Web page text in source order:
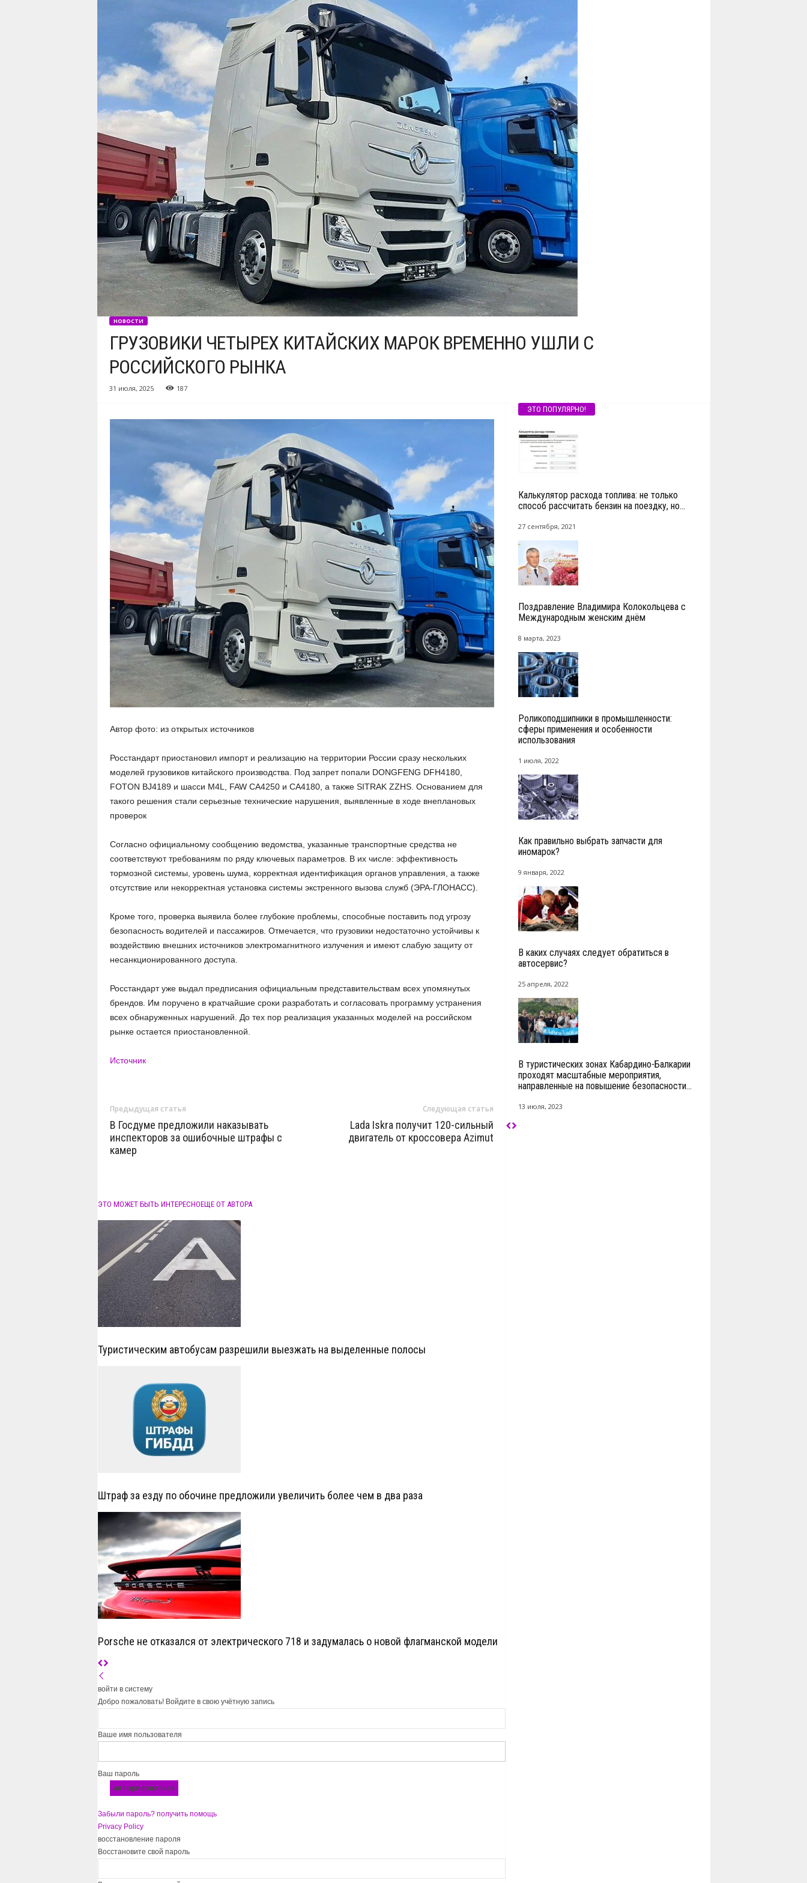
НОВОСТИ
ГРУЗОВИКИ ЧЕТЫРЕХ КИТАЙСКИХ МАРОК ВРЕМЕННО УШЛИ С
РОССИЙСКОГО РЫНКА
31 июля, 2025 187
Автор фото: из открытых источников
Росстандарт приостановил импорт и реализацию на территории России сразу нескольких
моделей грузовиков китайского производства. Под запрет попали DONGFENG DFH4180,
FOTON BJ4189 и шасси M4L, FAW CA4250 и CA4180, а также SITRAK ZZHS. Основанием для
такого решения стали серьезные технические нарушения, выявленные в ходе внеплановых
проверок
Согласно официальному сообщению ведомства, указанные транспортные средства не
соответствуют требованиям по ряду ключевых параметров. В их числе: эффективность
тормозной системы, уровень шума, корректная идентификация органов управления, а также
отсутствие или некорректная установка системы экстренного вызова служб (ЭРА-ГЛОНАСС).
Кроме того, проверка выявила более глубокие проблемы, способные поставить под угрозу
безопасность водителей и пассажиров. Отмечается, что грузовики недостаточно устойчивы к
воздействию внешних источников электромагнитного излучения и имеют слабую защиту от
несанкционированного доступа.
Росстандарт уже выдал предписания официальным представительствам всех упомянутых
брендов. Им поручено в кратчайшие сроки разработать и согласовать программу устранения
всех обнаруженных нарушений. До тех пор реализация указанных моделей на российском
рынке остается приостановленной.
Источник
Предыдущая статья
В Госдуме предложили наказывать
инспекторов за ошибочные штрафы с
камер
Следующая статья
Lada Iskra получит 120-сильный
двигатель от кроссовера Azimut
ЭТО МОЖЕТ БЫТЬ ИНТЕРЕСНОЕЩЕ ОТ АВТОРА
Туристическим автобусам разрешили выезжать на выделенные полосы
Штраф за езду по обочине предложили увеличить более чем в два раза
Porsche не отказался от электрического 718 и задумалась о новой флагманской модели
войти в систему
Добро пожаловать! Войдите в свою учётную запись
Ваше имя пользователя
Ваш пароль
Забыли пароль? получить помощь
Privacy Policy
восстановление пароля
Восстановите свой пароль
ЭТО ПОПУЛЯРНО!
Калькулятор расхода топлива: не только
способ рассчитать бензин на поездку, но...
27 сентября, 2021
Поздравление Владимира Колокольцева с
Международным женским днём
8 марта, 2023
Роликоподшипники в промышленности:
сферы применения и особенности
использования
1 июля, 2022
Как правильно выбрать запчасти для
иномарок?
9 января, 2022
В каких случаях следует обратиться в
автосервис?
25 апреля, 2022
В туристических зонах Кабардино-Балкарии
проходят масштабные мероприятия,
направленные на повышение безопасности...
13 июля, 2023